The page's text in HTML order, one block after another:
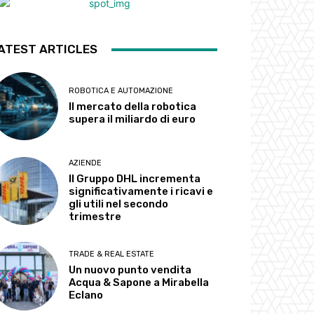
ARTICLES
ROBOTICA E AUTOMAZIONE
Il mercato della robotica
supera il miliardo di euro
AZIENDE
Il Gruppo DHL incrementa
significativamente i ricavi e
gli utili nel secondo
trimestre
TRADE & REAL ESTATE
Un nuovo punto vendita
Acqua & Sapone a Mirabella
Eclano